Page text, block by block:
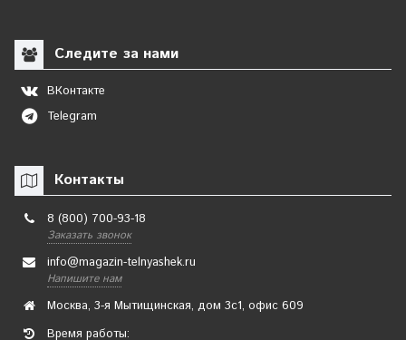
Следите за нами
ВКонтакте
Telegram
Контакты
8 (800) 700-93-18
Заказать звонок
info@magazin-telnyashek.ru
Напишите нам
Москва, 3-я Мытищинская, дом 3с1, офис 609
Время работы: